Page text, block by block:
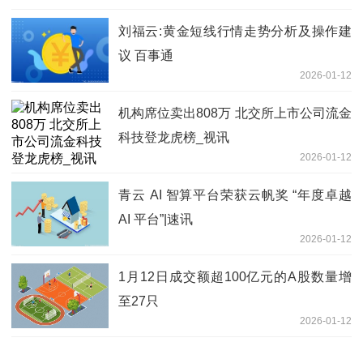
刘福云:黄金短线行情走势分析及操作建
议 百事通
2026-01-12
机构席位卖出808万 北交所上市公司流金
科技登龙虎榜_视讯
2026-01-12
青云 AI 智算平台荣获云帆奖 “年度卓越
AI 平台”|速讯
2026-01-12
1月12日成交额超100亿元的A股数量增
至27只
2026-01-12